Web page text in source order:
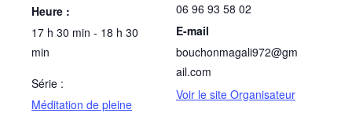
Heure :
17 h 30 min - 18 h 30
min
Série :
Méditation de pleine
06 96 93 58 02
E-mail
bouchonmagali972@gm
ail.com
Voir le site Organisateur